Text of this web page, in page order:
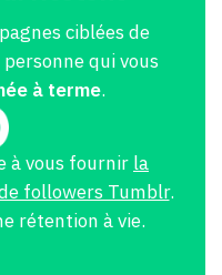
ciblées de
qui vous
à terme.
à vous fournir la
followers Tumblr.
rétention à vie.